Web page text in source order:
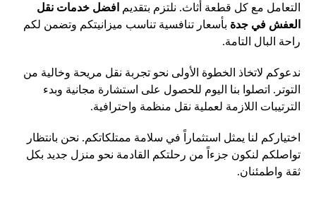
التعامل مع كل قطعة أثاث. نلتزم بتقديم افضل خدمات نقل
العفش في جدة بأسعار تنافسية تناسب ميزانيتكم وتضمن لكم
راحة البال التامة.
ندعوكم لاتخاذ الخطوة الأولى نحو تجربة نقل مريحة وخالية من
التوتر. اتصلوا بنا اليوم للحصول على استشارة مجانية وبدء
الترتيبات اللازمة لعملية نقل منظمة واحترافية.
اختياركم لنا يمثل استثماراً في سلامة ممتلكاتكم. نحن بانتظار
تواصلكم لنكون جزءاً من رحلتكم القادمة نحو منزل جديد بكل
ثقة واطمئنان.